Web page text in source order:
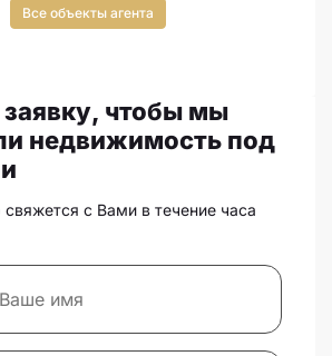
Все объекты агента
заявку, чтобы мы
недвижимость под
с Вами в течение часа